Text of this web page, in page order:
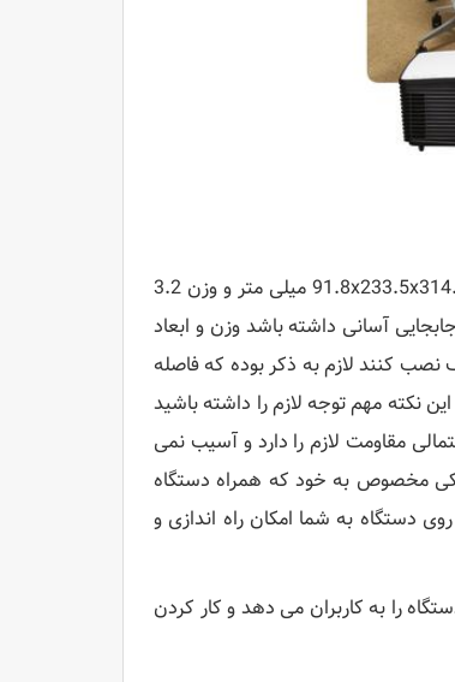
ویدئو پروژکتور مدل PJ HD5451 با ظاهری جم و جور و قابلیت های بالا دارای ابعاد 91.8x233.5x314.2 میلی متر و وزن 3.2
آسانی داشته باشد وزن و ابعاد
نصب کنند لازم به ذکر بوده که فاصله
در زمان نصب باید به این نکته مهم توجه لازم را داشته باشید
مقاومت لازم را دارد و آسیب نمی
مخصوص به خود که همراه دستگاه
دستگاه به شما امکان راه اندازی و
را به کاربران می دهد و کار کردن